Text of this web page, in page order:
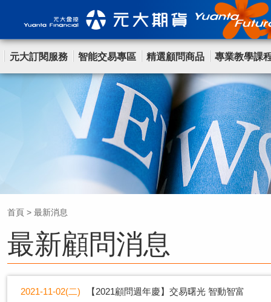
元大訂閱服務 智能交易專區 精選顧問商品 專業教學課
首頁 > 最新消息
最新顧問消息
2021-11-02(二) 【2021顧問週年慶】交易曙光 智動智富